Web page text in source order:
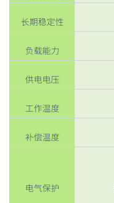
长期稳定性
负载能力
供电电压
工作温度
补偿温度
电气保护